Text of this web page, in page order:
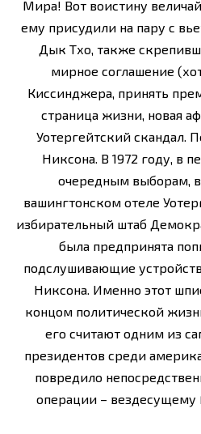
Мира! Вот воистину
ему присудили на пару с
Дык Тхо, также
мирное соглашение
Киссинджера, принять
страница жизни, новая
Уотергейтский скандал.
Никсона. В 1972 году, в
очередным выборам,
вашингтонском отеле
избирательный штаб
была предпринята
подслушивающие
Никсона. Именно этот
концом политической
его считают одним из
президентов среди
повредило
операции – вездесущему